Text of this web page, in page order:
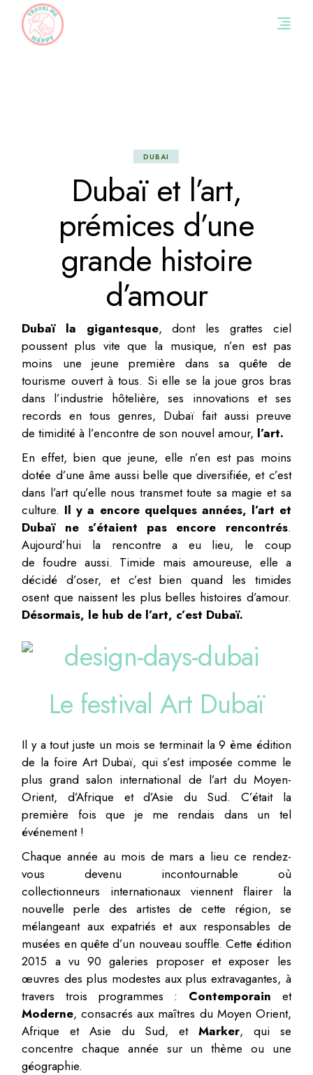
content
DUBAI
Dubaï et l’art,
prémices d’une
grande histoire
d’amour
Dubaï la gigantesque, dont les grattes ­ciel
poussent plus vite que la musique, n’en est pas
moins une jeune première dans sa quête de
tourisme ouvert à tous. Si elle se la joue gros bras
dans l’industrie hôtelière, ses innovations et ses
records en tous genres, Dubaï fait aussi preuve
de timidité à l’encontre de son nouvel amour, l’art.
En effet, bien que jeune, elle n’en est pas moins
dotée d’une âme aussi belle que diversifiée, et c’est
dans l’art qu’elle nous transmet toute sa magie et sa
culture. Il y a encore quelques années, l’art et
Dubaï ne s’étaient pas encore rencontrés.
Aujourd’hui la rencontre a eu lieu, le coup
de foudre aussi. Timide mais amoureuse, elle a
décidé d’oser, et c’est bien quand les timides
osent que naissent les plus belles histoires d’amour.
Désormais, le hub de l’art, c’est Dubaï.
Le festival Art Dubaï
Il y a tout juste un mois se terminait la 9 ème édition
de la foire Art Dubaï, qui s’est imposée comme le
plus grand salon international de l’art du Moyen­
Orient, d’Afrique et d’Asie du Sud. C’était la
première fois que je me rendais dans un tel
événement !
Chaque année au mois de mars a lieu ce rendez­-
vous devenu incontournable où
collectionneurs internationaux viennent flairer la
nouvelle perle des artistes de cette région, se
mélangeant aux expatriés et aux responsables de
musées en quête d’un nouveau souffle. Cette édition
2015 a vu 90 galeries proposer et exposer les
œuvres des plus modestes aux plus extravagantes, à
travers trois programmes : Contemporain et
Moderne, consacrés aux maîtres du Moyen­ Orient,
Afrique et Asie du Sud, etMarker, qui se
concentre chaque année sur un thème ou une
géographie.